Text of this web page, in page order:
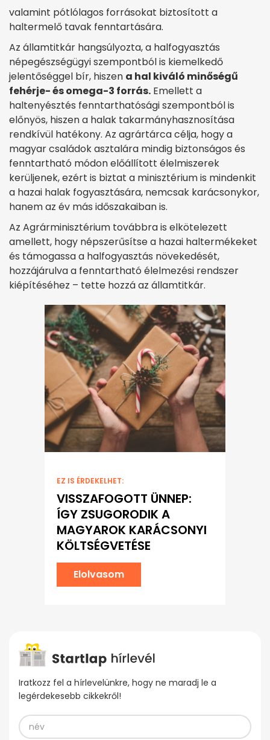
valamint pótlólagos forrásokat biztosított a
haltermelő tavak fenntartására.
Az államtitkár hangsúlyozta, a halfogyasztás
népegészségügyi szempontból is kiemelkedő
jelentőséggel bír, hiszen a hal kiváló minőségű
fehérje- és omega-3 forrás. Emellett a
haltenyésztés fenntarthatósági szempontból is
előnyös, hiszen a halak takarmányhasznosítása
rendkívül hatékony. Az agrártárca célja, hogy a
magyar családok asztalára mindig biztonságos és
fenntartható módon előállított élelmiszerek
kerüljenek, ezért is biztat a minisztérium is mindenkit
a hazai halak fogyasztására, nemcsak karácsonykor,
hanem az év más időszakaiban is.
Az Agrárminisztérium továbbra is elkötelezett
amellett, hogy népszerűsítse a hazai haltermékeket
és támogassa a halfogyasztás növekedését,
hozzájárulva a fenntartható élelmezési rendszer
kiépítéséhez – tette hozzá az államtitkár.
EZ IS ÉRDEKELHET:
VISSZAFOGOTT ÜNNEP:
ÍGY ZSUGORODIK A
MAGYAROK KARÁCSONYI
KÖLTSÉGVETÉSE
Elolvasom
Iratkozz fel a hírlevelünkre, hogy ne maradj le a
legérdekesebb cikkekről!